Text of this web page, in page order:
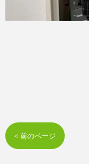
< 前のページ